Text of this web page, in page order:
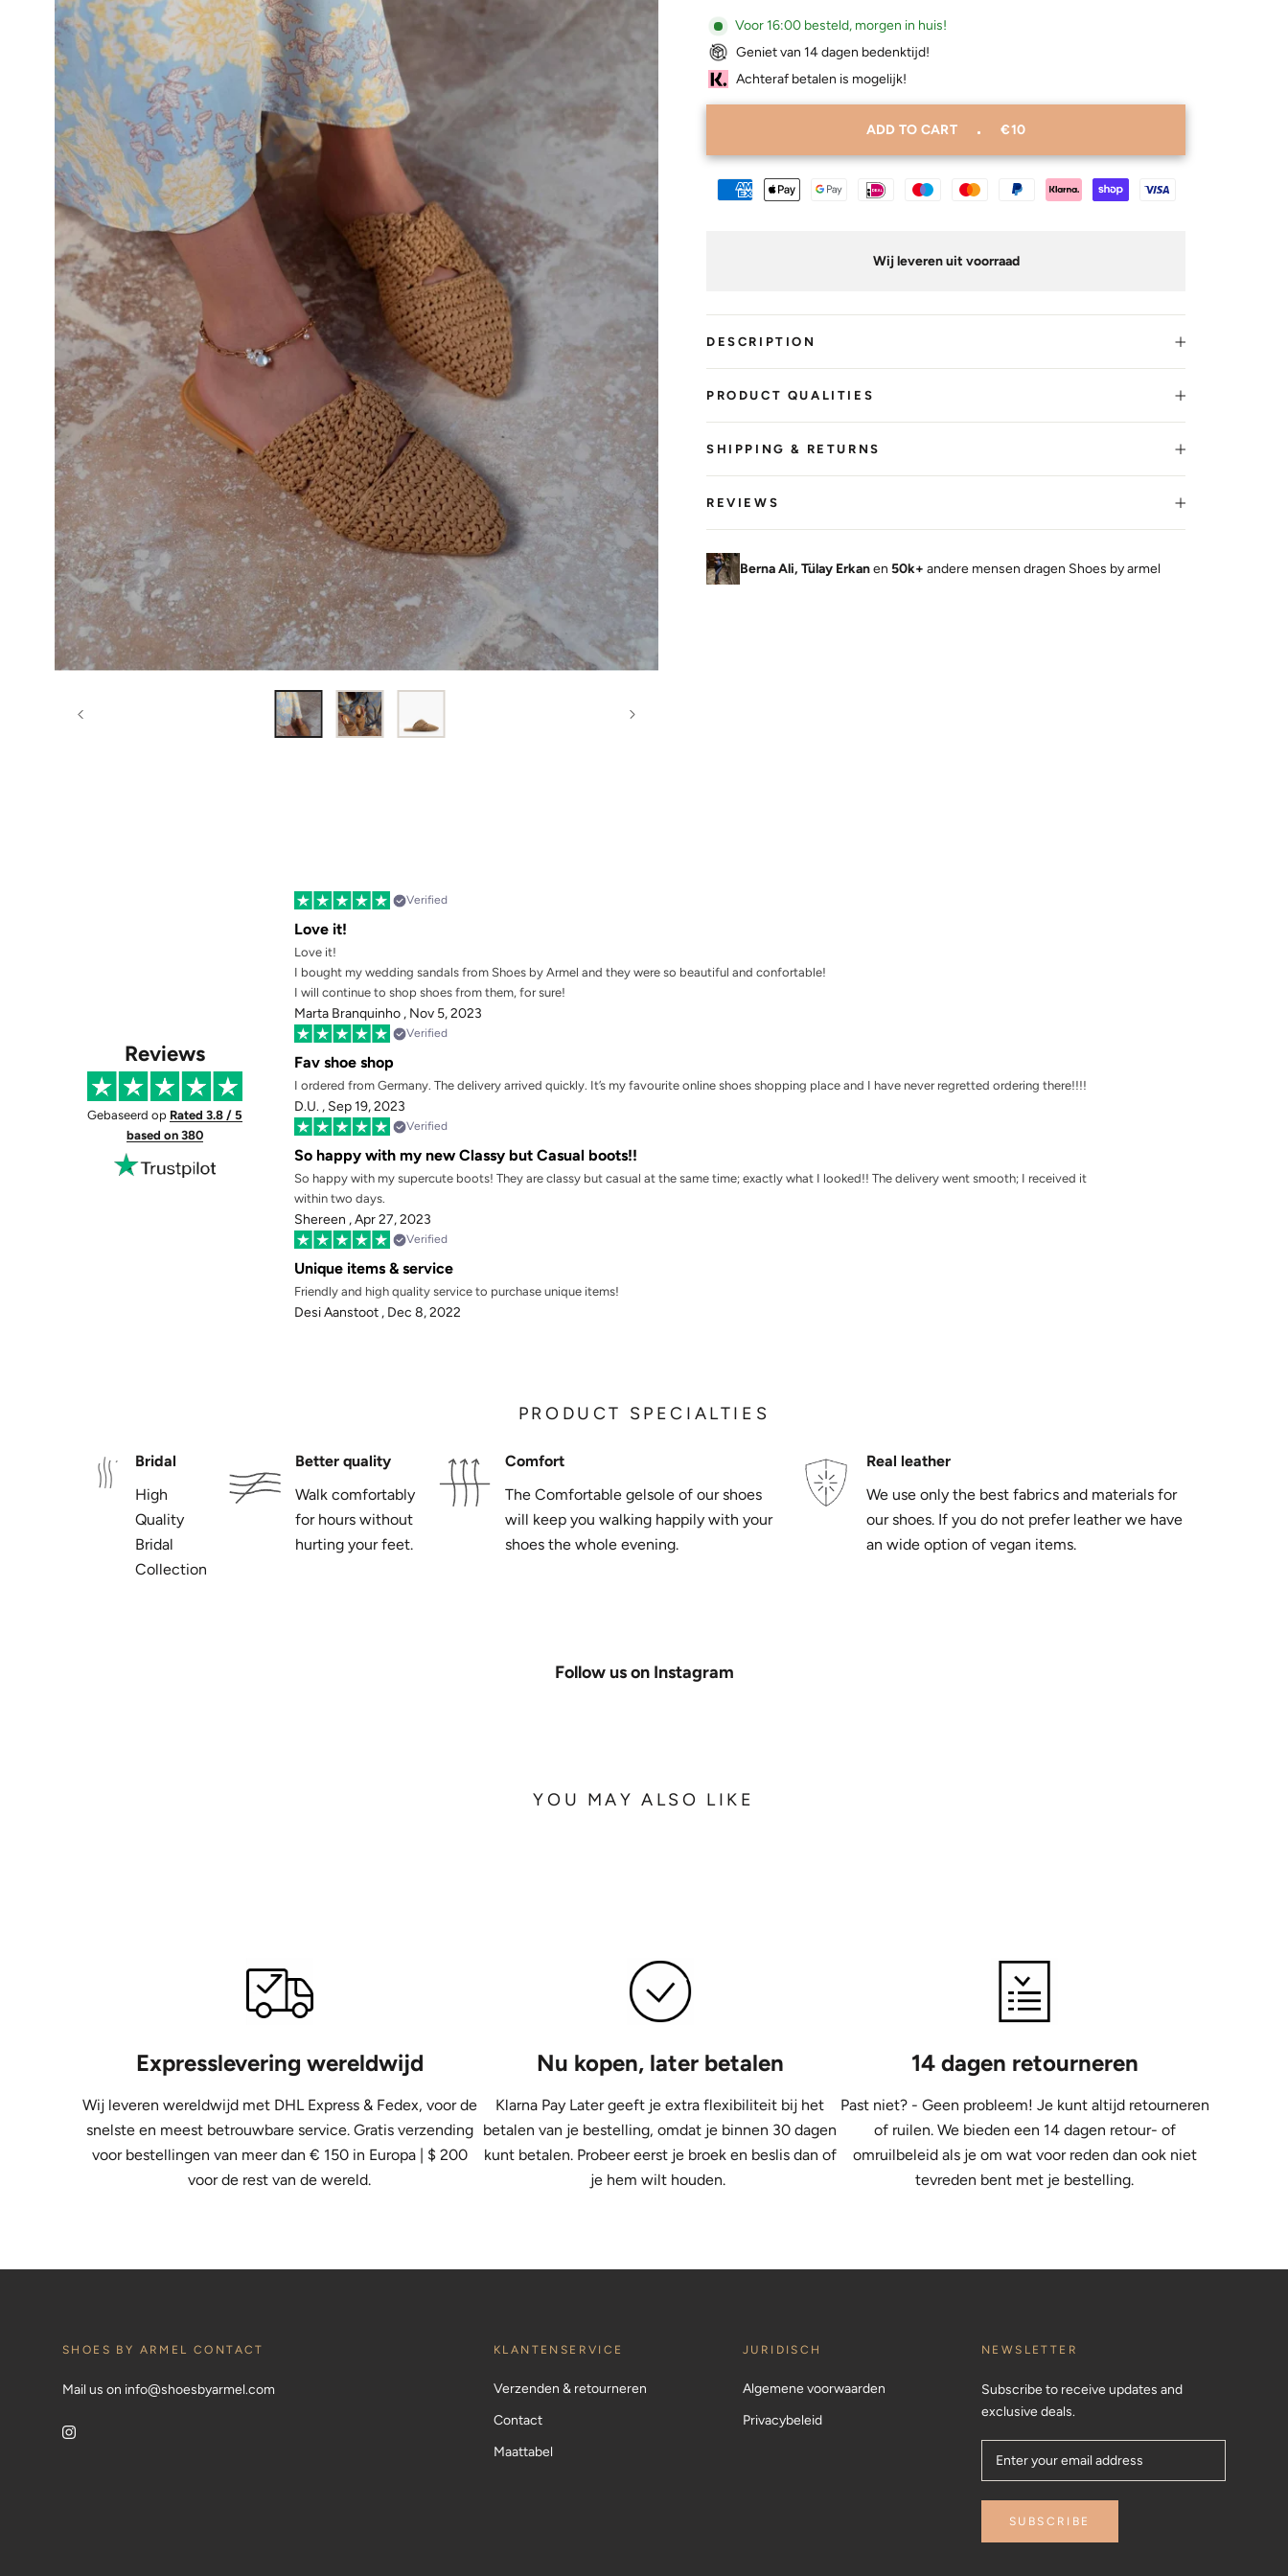
Voor 16:00 besteld, morgen in huis!
Geniet van 14 dagen bedenktijd!
Achteraf betalen is mogelijk!
ADD TO CART €10
Wij leveren uit voorraad
DESCRIPTION
PRODUCT QUALITIES
SHIPPING & RETURNS
REVIEWS
Berna Ali, Tülay Erkanen 50k+ andere mensen dragen Shoes by armel
Reviews
Gebaseerd op Rated 3.8 / 5
based on 380
Verified
Love it!
Love it!
I bought my wedding sandals from Shoes by Armel and they were so beautiful and confortable!
I will continue to shop shoes from them, for sure!
Marta Branquinho , Nov 5, 2023
Verified
Fav shoe shop
I ordered from Germany. The delivery arrived quickly. It’s my favourite online shoes shopping place and I have never regretted ordering there!!!!
D.U. , Sep 19, 2023
Verified
So happy with my new Classy but Casual boots!!
So happy with my supercute boots! They are classy but casual at the same time; exactly what I looked!! The delivery went smooth; I received it
within two days.
Shereen ,Apr 27, 2023
Verified
Unique items & service
Friendly and high quality service to purchase unique items!
Desi Aanstoot , Dec 8, 2022
PRODUCT SPECIALTIES
Bridal
High
Quality
Bridal
Collection
Better quality
Walk comfortably
for hours without
hurting your feet.
Comfort
The Comfortable gelsole of our shoes
will keep you walking happily with your
shoes the whole evening.
Real leather
We use only the best fabrics and materials for
our shoes. If you do not prefer leather we have
an wide option of vegan items.
Follow us on Instagram
YOU MAY ALSO LIKE
Expresslevering wereldwijd
Wij leveren wereldwijd met DHL Express & Fedex, voor de
snelste en meest betrouwbare service. Gratis verzending
voor bestellingen van meer dan € 150 in Europa | $ 200
voor de rest van de wereld.
Nu kopen, later betalen
Klarna Pay Later geeft je extra flexibiliteit bij het
betalen van je bestelling, omdat je binnen 30 dagen
kunt betalen. Probeer eerst je broek en beslis dan of
je hem wilt houden.
14 dagen retourneren
Past niet? - Geen probleem! Je kunt altijd retourneren
of ruilen. We bieden een 14 dagen retour- of
omruilbeleid als je om wat voor reden dan ook niet
tevreden bent met je bestelling.
SHOES BY ARMEL CONTACT
Mail us on info@shoesbyarmel.com
KLANTENSERVICE
Verzenden & retourneren
Contact
Maattabel
JURIDISCH
Algemene voorwaarden
Privacybeleid
NEWSLETTER
Subscribe to receive updates and
exclusive deals.
SUBSCRIBE